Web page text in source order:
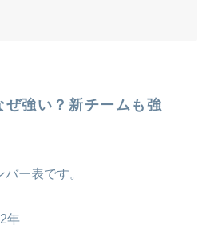
ぜ強い？新チームも強
ー表です。
年